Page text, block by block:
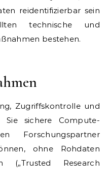
reidentifizierbar sein
technische und
bestehen.
Zugriffskontrolle und
Sie sichere Compute-
Forschungspartner
ohne Rohdaten
(„Trusted Research